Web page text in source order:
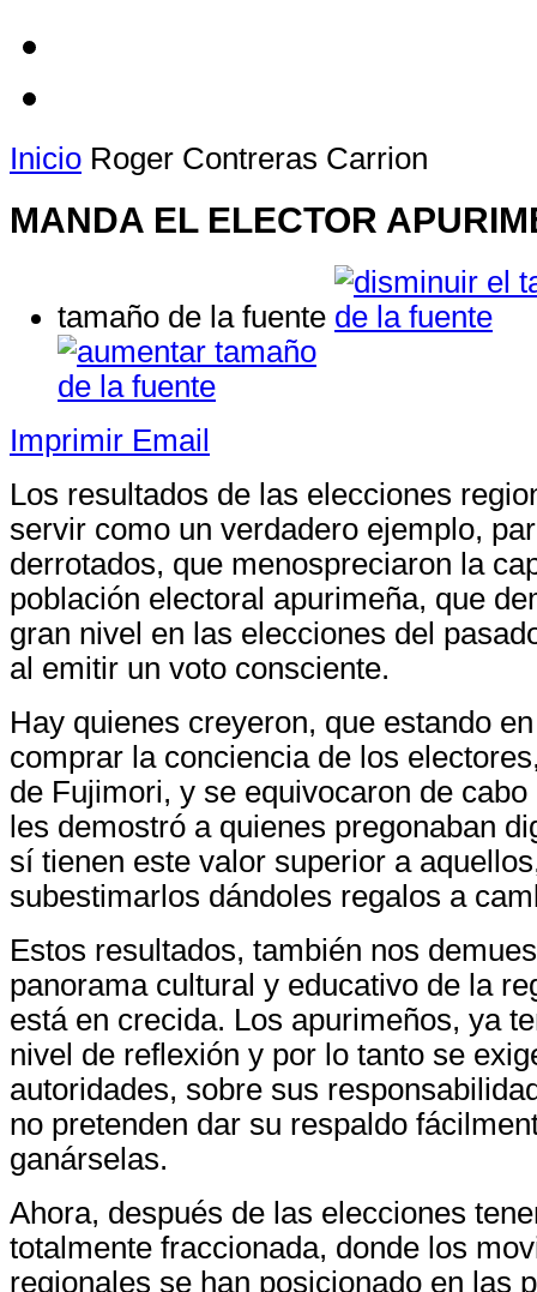
Inicio Roger Contreras Carrion
MANDA EL ELECTOR
tamaño de la fuente
Imprimir Email
Los resultados de las elecciones
servir como un verdadero ejemplo,
derrotados, que menospreciaron la
población electoral apurimeña, que
gran nivel en las elecciones del
al emitir un voto consciente.
Hay quienes creyeron, que estando
comprar la conciencia de los
de Fujimori, y se equivocaron de
les demostró a quienes pregonaban
sí tienen este valor superior a
subestimarlos dándoles regalos a
Estos resultados, también nos
panorama cultural y educativo de la
está en crecida. Los apurimeños, ya
nivel de reflexión y por lo tanto se
autoridades, sobre sus
no pretenden dar su respaldo
ganárselas.
Ahora, después de las elecciones
totalmente fraccionada, donde los
regionales se han posicionado en las